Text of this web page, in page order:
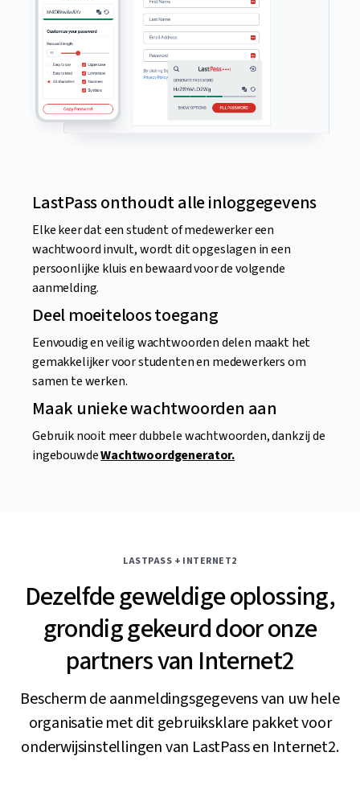
LastPass onthoudt alle inloggegevens
Elke keer dat een student of medewerker een
wachtwoord invult, wordt dit opgeslagen in een
persoonlijke kluis en bewaard voor de volgende
aanmelding.
Deel moeiteloos toegang
Eenvoudig en veilig wachtwoorden delen maakt het
gemakkelijker voor studenten en medewerkers om
samen te werken.
Maak unieke wachtwoorden aan
Gebruik nooit meer dubbele wachtwoorden, dankzij de
ingebouwdeWachtwoordgenerator.
LASTPASS + INTERNET2
Dezelfde geweldige oplossing,
grondig gekeurd door onze
partners van Internet2
Bescherm de aanmeldingsgegevens van uw hele
organisatie met dit gebruiksklare pakket voor
onderwijsinstellingen van LastPass en Internet2.